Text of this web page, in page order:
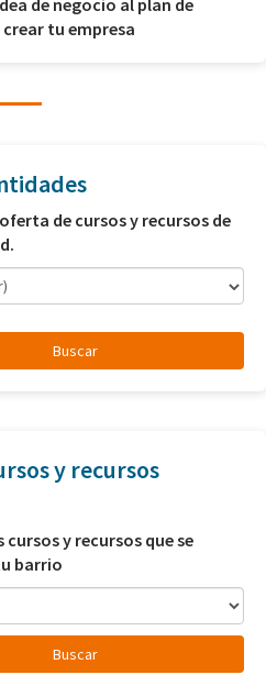
de negocio al plan de
tu empresa
de cursos y recursos de
y recursos
cursos y recursos que se
barrio